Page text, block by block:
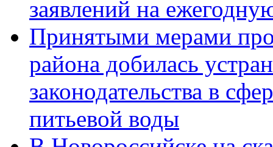
заявлений на
Принятыми мерами
района добилась
законодательства в
питьевой воды